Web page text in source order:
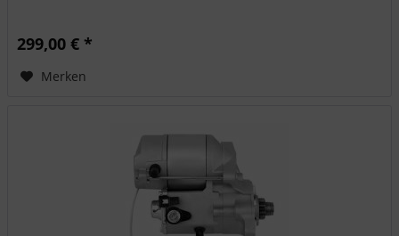
299,00 € *
Merken